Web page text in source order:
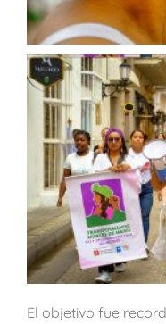
El objetivo fue